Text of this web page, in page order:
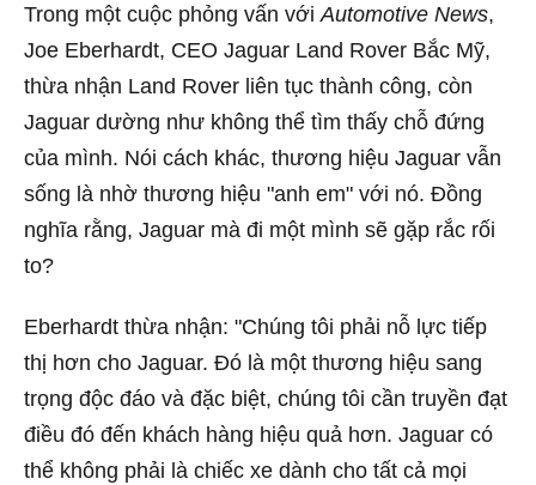
Trong một cuộc phỏng vấn với Automotive News,
Joe Eberhardt, CEO Jaguar Land Rover Bắc Mỹ,
thừa nhận Land Rover liên tục thành công, còn
Jaguar dường như không thể tìm thấy chỗ đứng
của mình. Nói cách khác, thương hiệu Jaguar vẫn
sống là nhờ thương hiệu "anh em" với nó. Đồng
nghĩa rằng, Jaguar mà đi một mình sẽ gặp rắc rối
to?
Eberhardt thừa nhận: "Chúng tôi phải nỗ lực tiếp
thị hơn cho Jaguar. Đó là một thương hiệu sang
trọng độc đáo và đặc biệt, chúng tôi cần truyền đạt
điều đó đến khách hàng hiệu quả hơn. Jaguar có
thể không phải là chiếc xe dành cho tất cả mọi